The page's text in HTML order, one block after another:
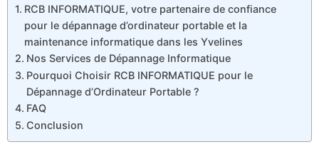
RCB INFORMATIQUE, votre partenaire de confiance
pour le dépannage d’ordinateur portable et la
maintenance informatique dans les Yvelines
Nos Services de Dépannage Informatique
Pourquoi Choisir RCB INFORMATIQUE pour le
Dépannage d’Ordinateur Portable ?
FAQ
Conclusion